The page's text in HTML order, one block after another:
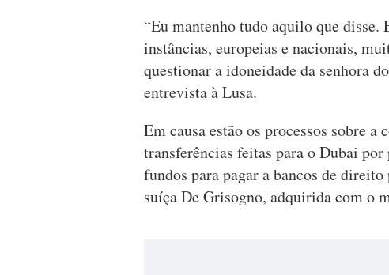
“Eu mantenho tudo aquilo que disse.
instâncias, europeias e nacionais,
questionar a idoneidade da senhora
entrevista à Lusa.
Em causa estão os processos sobre
transferências feitas para o Dubai
fundos para pagar a bancos de
suíça De Grisogno, adquirida com o